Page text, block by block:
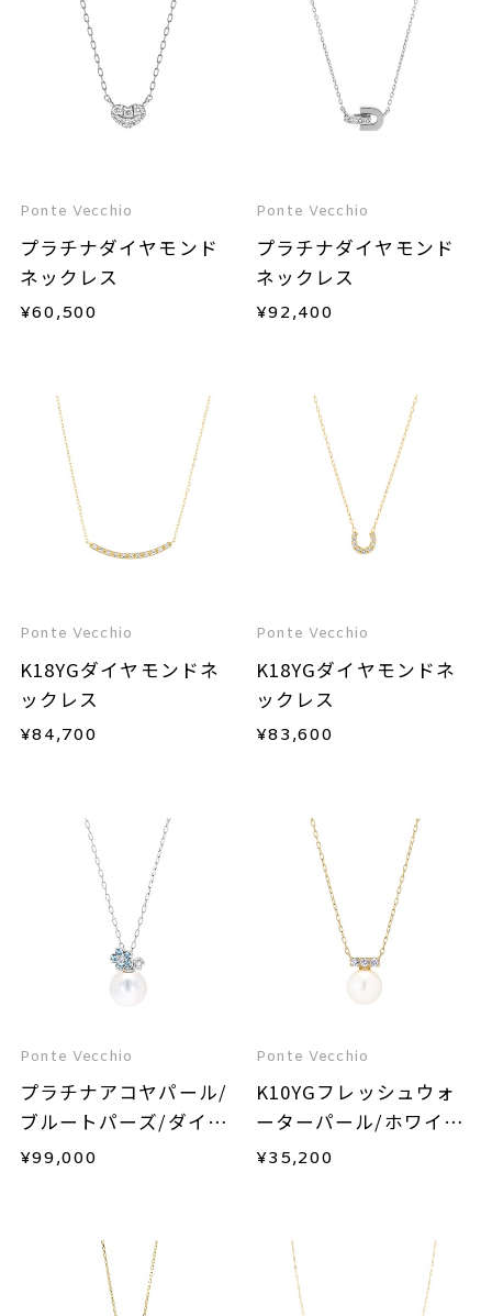
Ponte Vecchio
プラチナダイヤモンド
ネックレス
¥60,500
Ponte Vecchio
プラチナダイヤモンド
ネックレス
¥92,400
Ponte Vecchio
K18YGダイヤモンドネ
ックレス
¥84,700
Ponte Vecchio
K18YGダイヤモンドネ
ックレス
¥83,600
Ponte Vecchio
プラチナアコヤパール/
ブルートパーズ/ダイヤ
モンドネックレス
¥99,000
Ponte Vecchio
K10YGフレッシュウォ
ーターパール/ホワイト
トパーズネックレス
¥35,200